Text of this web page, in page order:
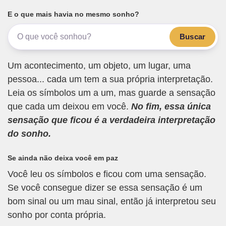
E o que mais havia no mesmo sonho?
Buscar
Um acontecimento, um objeto, um lugar, uma
pessoa... cada um tem a sua própria interpretação.
Leia os símbolos um a um, mas guarde a sensação
que cada um deixou em você. No fim, essa única
sensação que ficou é a verdadeira interpretação
do sonho.
Se ainda não deixa você em paz
Você leu os símbolos e ficou com uma sensação.
Se você consegue dizer se essa sensação é um
bom sinal ou um mau sinal, então já interpretou seu
sonho por conta própria.